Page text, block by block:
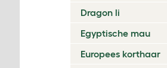
Dragon li
Egyptische mau
Europees korthaar